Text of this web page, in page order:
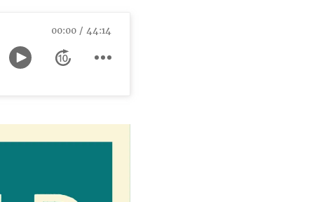
00:00 44:14